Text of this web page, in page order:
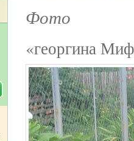
Фото
«георгина